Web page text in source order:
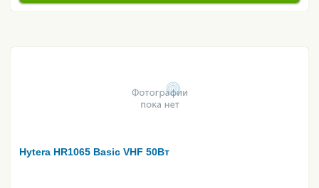
Hytera HR1065 Basic VHF 50Вт